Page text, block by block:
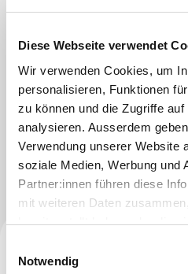
Diese Webseite verwendet
Wir verwenden Cookies, um
personalisieren, Funktionen
zu können und die Zugriffe
analysieren. Ausserdem
Verwendung unserer Website
soziale Medien, Werbung und
Partner:innen führen diese
mit weiteren Daten
bereitgestellt haben oder die
Notwendig
Events
Über uns
Aktuelles
Jobs & Karriere
Blog
8125 Zollikerberg
Tel
+41 44 397 27 11
Mail
Nachricht schreiben